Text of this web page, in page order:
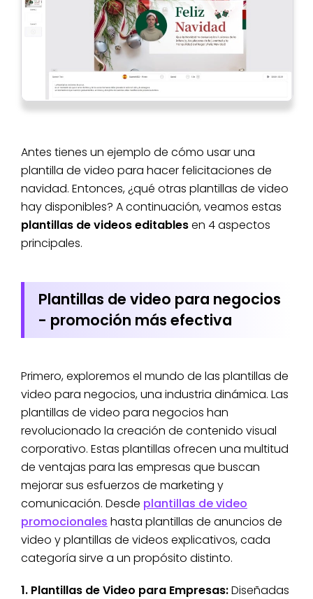
Antes tienes un ejemplo de cómo usar una
plantilla de video para hacer felicitaciones de
navidad. Entonces, ¿qué otras plantillas de video
hay disponibles? A continuación, veamos estas
plantillas de videos editablesen 4 aspectos
principales.
Plantillas de video para negocios
- promoción más efectiva
Primero, exploremos el mundo de las plantillas de
video para negocios, una industria dinámica. Las
plantillas de video para negocios han
revolucionado la creación de contenido visual
corporativo. Estas plantillas ofrecen una multitud
de ventajas para las empresas que buscan
mejorar sus esfuerzos de marketing y
comunicación. Desde plantillas de video
promocionales hasta plantillas de anuncios de
video y plantillas de videos explicativos, cada
categoría sirve a un propósito distinto.
1. Plantillas de Video para Empresas:Diseñadas